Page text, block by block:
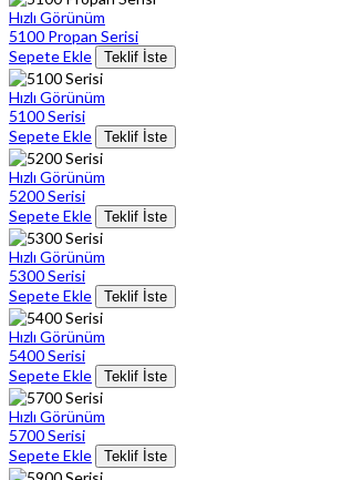
Hızlı Görünüm
5100 Propan Serisi
Sepete Ekle
Teklif İste
Hızlı Görünüm
5100 Serisi
Sepete Ekle
Teklif İste
Hızlı Görünüm
5200 Serisi
Sepete Ekle
Teklif İste
Hızlı Görünüm
5300 Serisi
Sepete Ekle
Teklif İste
Hızlı Görünüm
5400 Serisi
Sepete Ekle
Teklif İste
Hızlı Görünüm
5700 Serisi
Sepete Ekle
Teklif İste